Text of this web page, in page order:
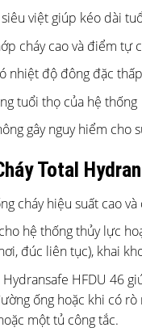
việt giúp kéo dài
cháy cao và điểm tự
nhiệt độ đông đặc thấp
tuổi thọ của hệ thống
gây nguy hiểm cho
Total
cháy hiệu suất cao
hệ thống thủy lực
đúc liên tục), khai
HFDU 46
ống hoặc khi có
một tủ công tắc.